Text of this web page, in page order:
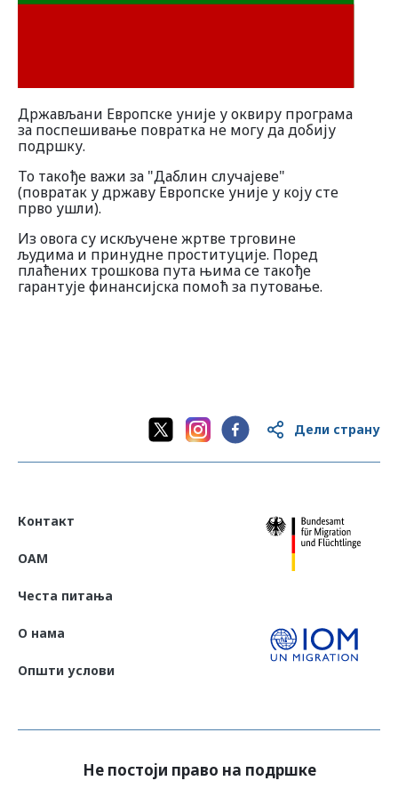
Држављани Европске уније у оквиру програма
за поспешивање повратка не могу да добију
подршку.
То такође важи за "Даблин случајеве"
(повратак у државу Европске уније у коју сте
прво ушли).
Из овога су искључене жртве трговине
људима и принудне проституције. Поред
плаћених трошкова пута њима се такође
гарантује финансијска помоћ за путовање.
Дели страну
Контакт
OAM
Честа питања
О нама
Општи услови
Не постоји право на подршке